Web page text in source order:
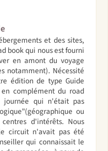
et des sites,
book qui nous est fourni
en amont du voyage
notamment). Nécessité
édition de type Guide
complément du road
journée qui n'était pas
ou
d'intérêts. Nous
circuit n'avait pas été
qui connaissait le